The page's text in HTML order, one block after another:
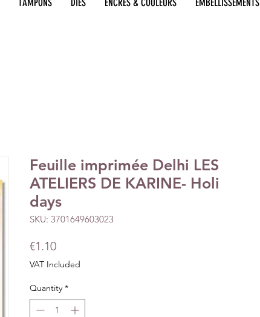
Feuille imprimée Delhi LES
ATELIERS DE KARINE- Holi
days
SKU: 3701649603023
€1.10Price
VAT Included
Quantity *